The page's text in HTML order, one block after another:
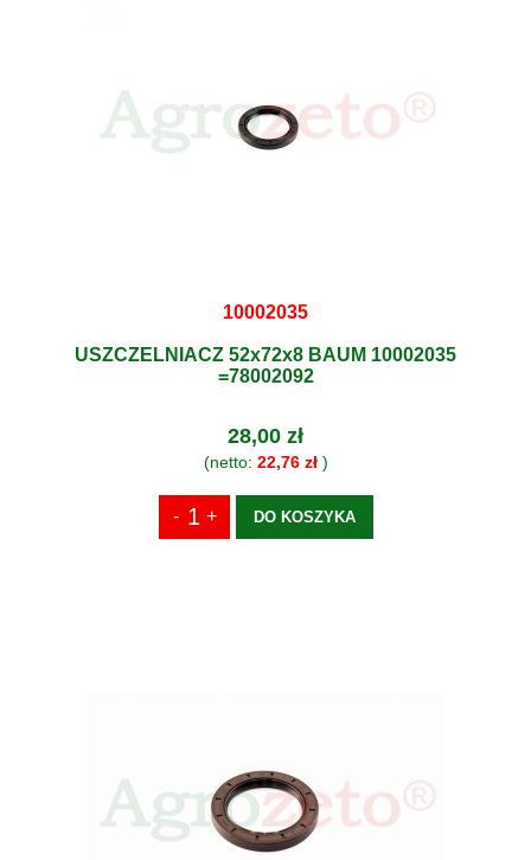
10002035
USZCZELNIACZ 52x72x8 BAUM 10002035
=78002092
28,00 zł
(netto: 22,76 zł)
DO KOSZYKA